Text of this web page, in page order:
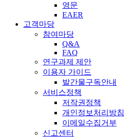
영문
EAER
고객마당
참여마당
Q&A
FAQ
연구과제 제안
이용자 가이드
발간물구독안내
서비스정책
저작권정책
개인정보처리방침
이메일수집거부
신고센터